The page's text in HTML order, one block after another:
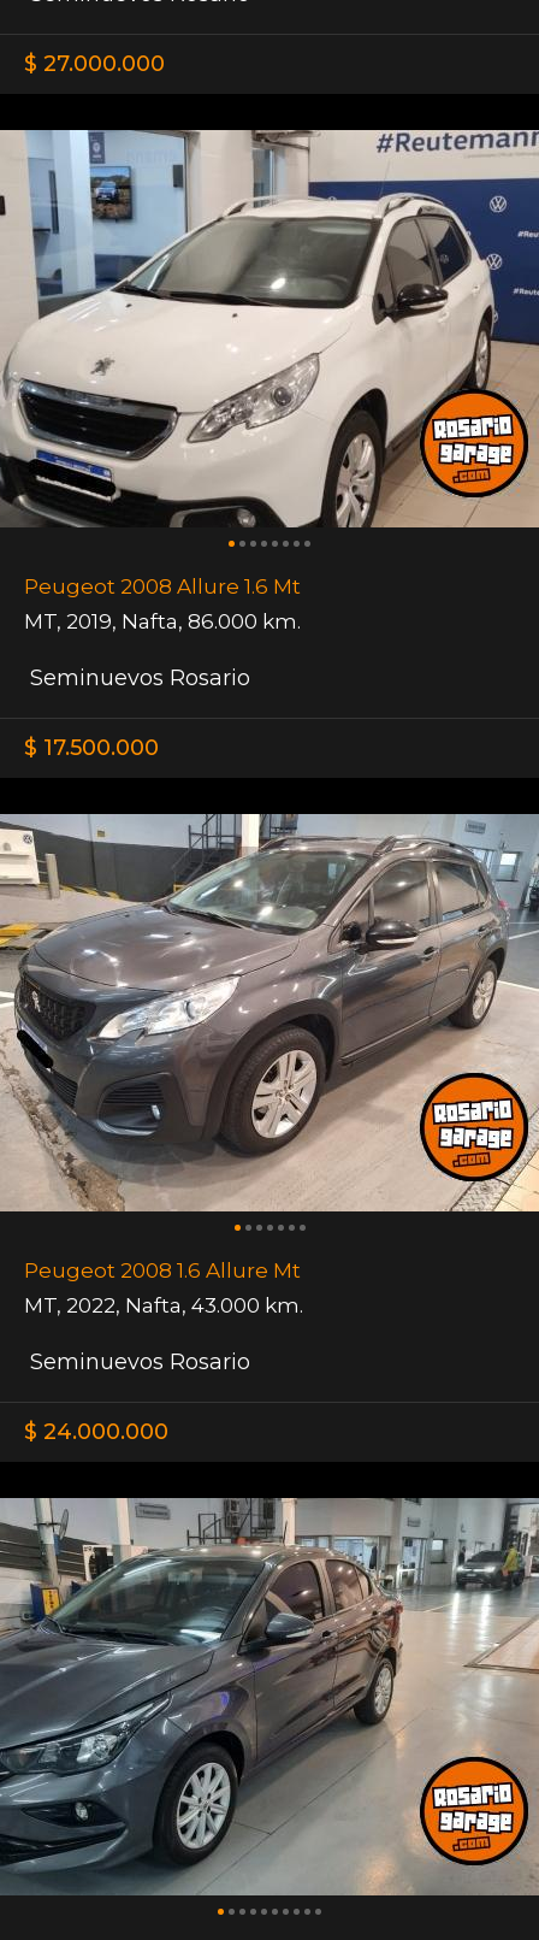
$ 27.000.000
Peugeot 2008 Allure 1.6 Mt
MT, 2019, Nafta, 86.000 km.
Seminuevos Rosario
$ 17.500.000
Peugeot 2008 1.6 Allure Mt
MT, 2022, Nafta, 43.000 km.
Seminuevos Rosario
$ 24.000.000